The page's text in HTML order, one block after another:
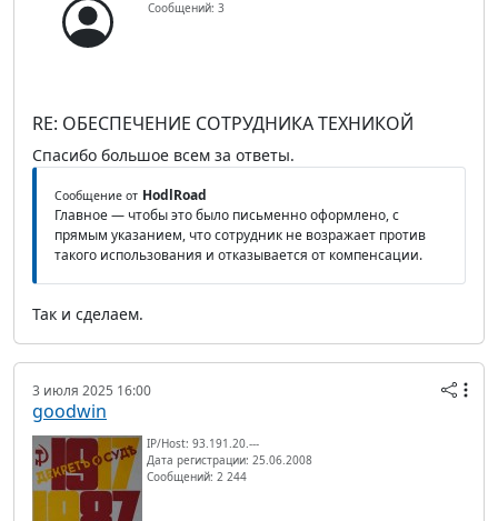
Сообщений: 3
RE: ОБЕСПЕЧЕНИЕ СОТРУДНИКА ТЕХНИКОЙ
Спасибо большое всем за ответы.
Сообщение от HodlRoad
Главное — чтобы это было письменно оформлено, с
прямым указанием, что сотрудник не возражает против
такого использования и отказывается от компенсации.
Так и сделаем.
3 июля 2025 16:00
goodwin
IP/Host: 93.191.20.---
Дата регистрации: 25.06.2008
Сообщений: 2 244